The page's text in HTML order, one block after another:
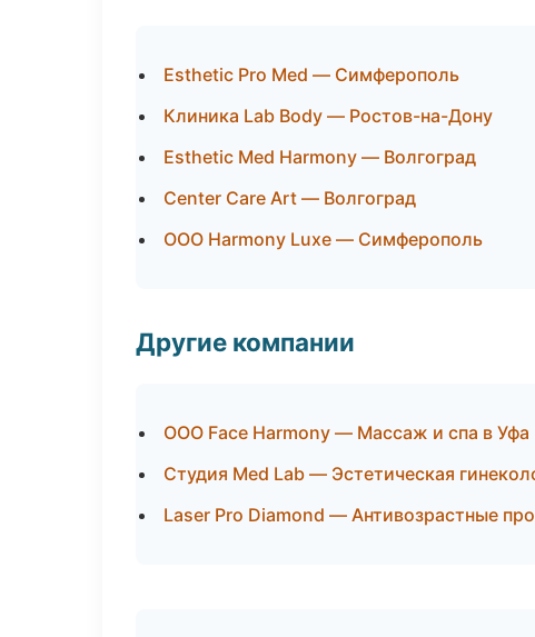
Esthetic Pro Med — Симферополь
Клиника Lab Body — Ростов-на-Дону
Esthetic Med Harmony — Волгоград
Center Care Art — Волгоград
ООО Harmony Luxe — Симферополь
Другие компании
ООО Face Harmony — Массаж и спа в Уфа
Студия Med Lab — Эстетическая
Laser Pro Diamond — Антивозрастные